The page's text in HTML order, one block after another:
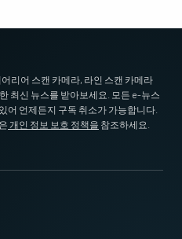
리어 스캔 카메라, 라인 스캔 카메라
최신 뉴스를 받아보세요. 모든 e-뉴스
어 언제든지 구독 취소가 가능합니다.
개인 정보 보호 정책을 참조하세요.